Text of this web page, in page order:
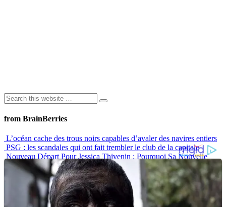
from BrainBerries
L’océan cache des trous noirs capables d’avaler des navires entiers
PSG : les scandales qui ont fait trembler le club de la capitale
Nouveau Départ Pour Jessica Thivenin : Pourquoi Sa Nouvelle
Maison À Dubaï Marque Un Vrai Tournant
Langage corporel : les lèvres disent souvent beaucoup plus qu’on
ne le pense
10 Histoires De Tatouages Qui Montrent Que Ce N’est Jamais
“Juste Un Dessin”